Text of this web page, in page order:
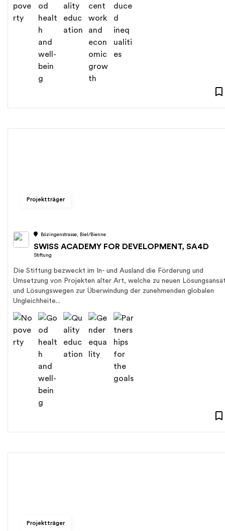
Projektträger
Bözingenstrasse, Biel/Bienne
SWISS ACADEMY FOR DEVELOPMENT, SA4D
Stiftung
Die Stiftung bezweckt im In- und Ausland die Förderung und
Umsetzung von Projekten alter Art, welche zu neuen
und Lösungswegen zur Überwindung der zunehmenden globalen
Ungleichheite...
Projektträger